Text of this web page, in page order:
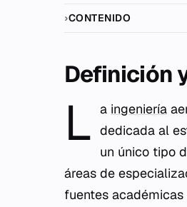
CONTENIDO
Definición
L a ingeniería
dedicada al
un único tipo
áreas de
fuentes